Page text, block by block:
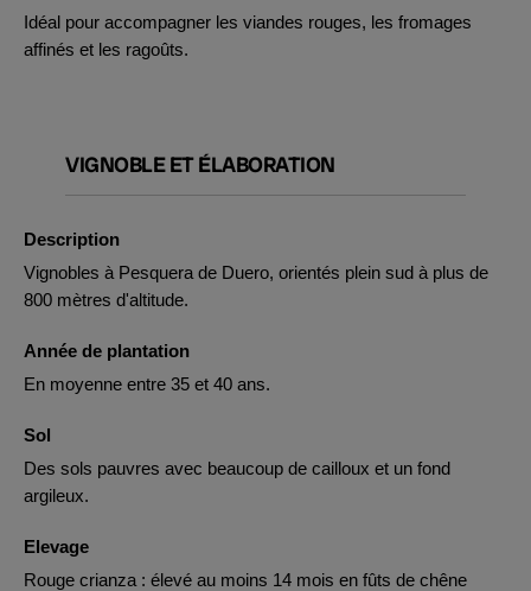
Idéal pour accompagner les viandes rouges, les fromages
affinés et les ragoûts.
VIGNOBLE ET ÉLABORATION
Description
Vignobles à Pesquera de Duero, orientés plein sud à plus de
800 mètres d'altitude.
Année de plantation
En moyenne entre 35 et 40 ans.
Sol
Des sols pauvres avec beaucoup de cailloux et un fond
argileux.
Elevage
Rouge crianza : élevé au moins 14 mois en fûts de chêne